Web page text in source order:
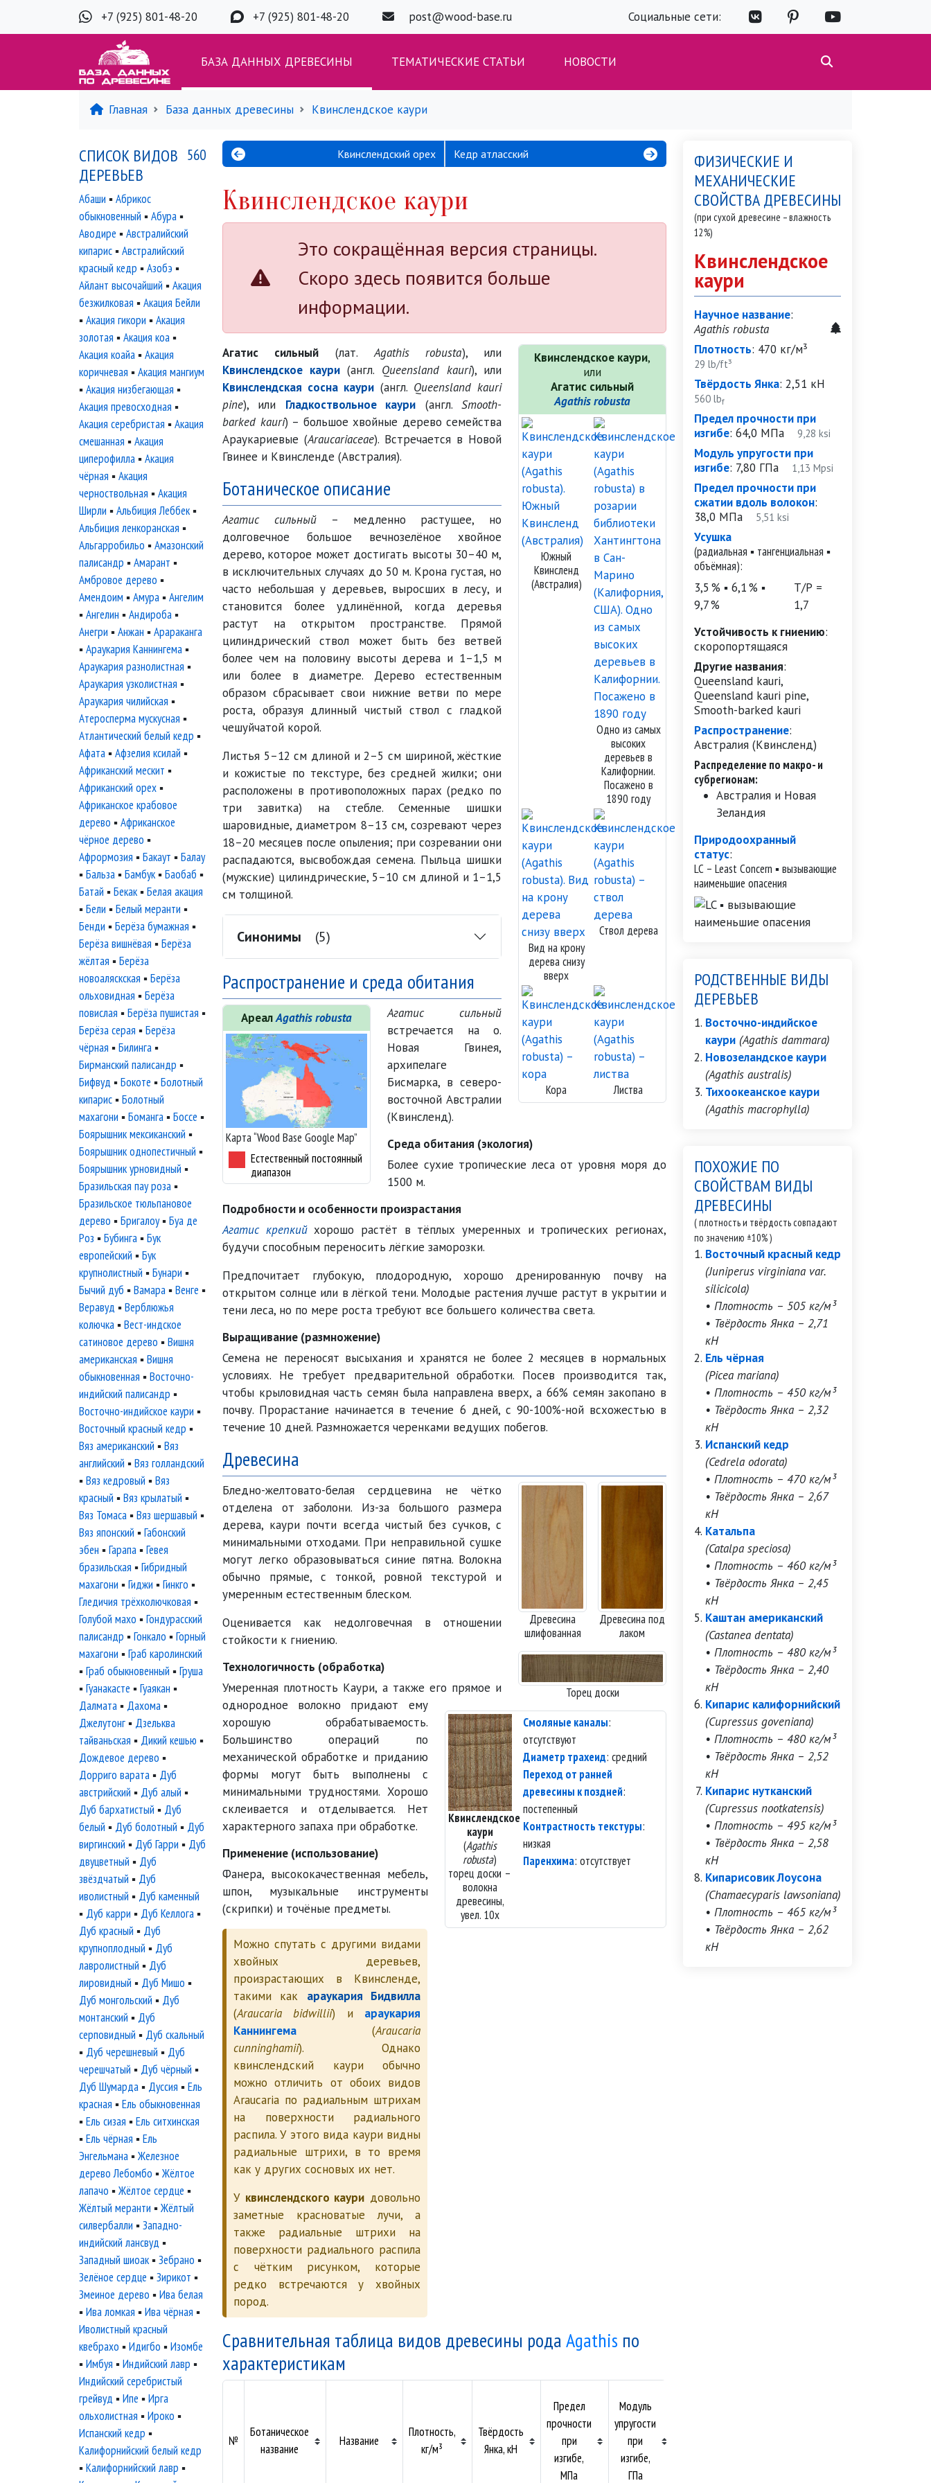
+7 (925) 801-48-20 +7 (925) 801-48-20 post@wood-base.ru Социальные сети:
БАЗА ДАННЫХ ДРЕВЕСИНЫ ТЕМАТИЧЕСКИЕ СТАТЬИ НОВОСТИ
Главная База данных древесины Квинслендское каури
Квинслендский орех Кедр атласский
Квинслендское каури
Это сокращённая версия страницы.
Скоро здесь появится больше
информации.
Квинслендское каури,
или
Агатис сильный
Agathis robusta
Южный
Квинсленд
(Австралия)
Одно из самых
высоких
деревьев в
Калифорнии.
Посажено в
1890 году
Вид на крону
дерева снизу
вверх
Ствол дерева
Кора Листва
Агатис сильный(лат.Agathis robusta), или
Квинслендское каури(англ. Queensland kauri), или
Квинслендская сосна каури (англ. Queensland kauri
pine), или Гладкоствольное каури (англ.Smooth-
barked kauri) – большое хвойные дерево семейства
Араукариевые (Araucariaceae). Встречается в Новой
Гвинее и Квинсленде (Австралия).
Ботаническое описание
Агатис сильный– медленно растущее, но
долговечное большое вечнозелёное хвойное
дерево, которое может достигать высоты 30–40 м,
в исключительных случаях до 50 м. Крона густая, но
часто небольшая у деревьев, выросших в лесу, и
становится более удлинённой, когда деревья
растут на открытом пространстве. Прямой
цилиндрический ствол может быть без ветвей
более чем на половину высоты дерева и 1–1,5 м
или более в диаметре. Дерево естественным
образом сбрасывает свои нижние ветви по мере
роста, образуя длинный чистый ствол с гладкой
чешуйчатой корой.
Листья 5–12 см длиной и 2–5 см шириной, жёсткие
и кожистые по текстуре, без средней жилки; они
расположены в противоположных парах (редко по
три завитка) на стебле. Семенные шишки
шаровидные, диаметром 8–13 см, созревают через
18–20 месяцев после опыления; при созревании они
распадаются, высвобождая семена. Пыльца шишки
(мужские) цилиндрические, 5–10 см длиной и 1–1,5
см толщиной.
Синонимы (5)
Распространение и среда обитания
АреалAgathis robusta
Карта “Wood Base Google Map”
Естественный постоянный
диапазон
Агатис сильный
встречается на о.
Новая Гвинея,
архипелаге
Бисмарка, в северо-
восточной Австралии
(Квинсленд).
Среда обитания (экология)
Более сухие тропические леса от уровня моря до
1500 м.
Подробности и особенности произрастания
Агатис крепкийхорошо растёт в тёплых умеренных и тропических регионах,
будучи способным переносить лёгкие заморозки.
Предпочитает глубокую, плодородную, хорошо дренированную почву на
открытом солнце или в лёгкой тени. Молодые растения лучше растут в укрытии и
тени леса, но по мере роста требуют все большего количества света.
Выращивание (размножение)
Семена не переносят высыхания и хранятся не более 2 месяцев в нормальных
условиях. Не требует предварительной обработки. Посев производится так,
чтобы крыловидная часть семян была направлена вверх, а 66% семян закопано в
почву. Прорастание начинается в течение 6 дней, с 90-100%-ной всхожестью в
течение 10 дней. Размножается черенками ведущих побегов.
Древесина
Древесина
шлифованная
Древесина под
лаком
Торец доски
Квинслендское
каури
(Agathis
robusta)
торец доски –
волокна
древесины,
увел. 10х
Смоляные каналы:
отсутствуют
Диаметр трахеид: средний
Переход от ранней
древесины к поздней:
постепенный
Контрастность текстуры:
низкая
Паренхима: отсутствует
Бледно-желтовато-белая сердцевина не чётко
отделена от заболони. Из-за большого размера
дерева, каури почти всегда чистый без сучков, с
минимальными отходами. При неправильной сушке
могут легко образовываться синие пятна. Волокна
обычно прямые, с тонкой, ровной текстурой и
умеренным естественным блеском.
Оценивается как недолговечная в отношении
стойкости к гниению.
Технологичность (обработка)
Умеренная плотность Каури, а также его прямое и
однородное волокно придают ему
хорошую обрабатываемость.
Большинство операций по
механической обработке и приданию
формы могут быть выполнены с
минимальными трудностями. Хорошо
склеивается и отделывается. Нет
характерного запаха при обработке.
Применение (использование)
Фанера, высококачественная мебель,
шпон, музыкальные инструменты
(скрипки) и точёные предметы.
Можно спутать с другими видами
хвойных деревьев,
произрастающих в Квинсленде,
такими как араукария Бидвилла
(Araucaria bidwillii) и араукария
Каннингема (Araucaria
cunninghamii). Однако
квинслендский каури обычно
можно отличить от обоих видов
Araucaria по радиальным штрихам
на поверхности радиального
распила. У этого вида каури видны
радиальные штрихи, в то время
как у других сосновых их нет.
У квинслендского каури довольно
заметные красноватые лучи, а
также радиальные штрихи на
поверхности радиального распила
с чётким рисунком, которые
редко встречаются у хвойных
пород.
Сравнительная таблица видов древесины родаAgathis по
характеристикам
№
Ботаническое
название
Название
Плотность,
кг/м³
Твёрдость
Янка, кН
Предел
прочности
при
изгибе,
МПа
Модуль
упругости
при
изгибе,
ГПа
СПИСОК ВИДОВ
ДЕРЕВЬЕВ
560
Абаши ▪Абрикос
обыкновенный ▪Абура ▪
Аводире ▪Австралийский
кипарис ▪Австралийский
красный кедр ▪Азобэ ▪
Айлант высочайший ▪Акация
безжилковая ▪Акация Бейли
▪Акация гикори ▪Акация
золотая ▪Акация коа ▪
Акация коайа ▪Акация
коричневая ▪Акация мангиум
▪Акация низбегающая ▪
Акация превосходная ▪
Акация серебристая ▪Акация
смешанная ▪Акация
циперофилла ▪Акация
чёрная ▪Акация
черноствольная ▪Акация
Ширли ▪Альбиция Леббек ▪
Альбиция ленкоранская ▪
Альгарробильо ▪Амазонский
палисандр ▪Амарант ▪
Амбровое дерево ▪
Амендоим ▪Амура ▪Ангелим
▪Ангелин ▪Андироба ▪
Анегри ▪Анжан ▪Арараканга
▪Араукария Каннингема ▪
Араукария разнолистная ▪
Араукария узколистная ▪
Араукария чилийская ▪
Атеросперма мускусная ▪
Атлантический белый кедр ▪
Афата ▪Афзелия ксилай ▪
Африканский мескит ▪
Африканский орех ▪
Африканское крабовое
дерево ▪Африканское
чёрное дерево ▪
Афрормозия ▪Бакаут ▪Балау
▪Бальза ▪Бамбук ▪Баобаб ▪
Батай ▪Бекак ▪Белая акация
▪Бели ▪Белый меранти ▪
Бенди ▪Берёза бумажная ▪
Берёза вишнёвая ▪Берёза
жёлтая ▪Берёза
новоаляскская ▪Берёза
ольховидная ▪Берёза
повислая ▪Берёза пушистая ▪
Берёза серая ▪Берёза
чёрная ▪Билинга ▪
Бирманский палисандр ▪
Бифвуд ▪Бокоте ▪Болотный
кипарис ▪Болотный
махагони ▪Боманга ▪Боссе ▪
Боярышник мексиканский ▪
Боярышник однопестичный ▪
Боярышник урновидный ▪
Бразильская пау роза ▪
Бразильское тюльпановое
дерево ▪Бригалоу▪Буа де
Роз ▪Бубинга ▪Бук
европейский ▪Бук
крупнолистный ▪Бунари ▪
Бычий дуб ▪Вамара ▪Венге ▪
Веравуд ▪Верблюжья
колючка ▪Вест-индское
сатиновое дерево ▪Вишня
американская ▪Вишня
обыкновенная ▪Восточно-
индийский палисандр ▪
Восточно-индийское каури ▪
Восточный красный кедр ▪
Вяз американский ▪Вяз
английский ▪Вяз голландский
▪Вяз кедровый ▪Вяз
красный ▪Вяз крылатый ▪
Вяз Томаса ▪Вяз шершавый ▪
Вяз японский ▪Габонский
эбен ▪Гарапа ▪Гевея
бразильская ▪Гибридный
махагони ▪Гиджи ▪Гинкго ▪
Гледичия трёхколючковая ▪
Голубой махо ▪Гондурасский
палисандр ▪Гонкало ▪Горный
махагони ▪Граб каролинский
▪Граб обыкновенный ▪Груша
▪Гуанакасте ▪Гуаякан ▪
Далмата ▪ Дахома ▪
Джелутонг ▪ Дзельква
тайваньская ▪ Дикий кешью ▪
Дождевое дерево ▪
Дорриго варата ▪ Дуб
австрийский ▪ Дуб алый ▪
Дуб бархатистый ▪ Дуб
белый ▪ Дуб болотный ▪ Дуб
виргинский ▪ Дуб Гарри ▪ Дуб
двуцветный ▪ Дуб
звёздчатый ▪ Дуб
иволистный ▪ Дуб каменный
▪ Дуб карри ▪ Дуб Келлога ▪
Дуб красный ▪ Дуб
крупноплодный ▪ Дуб
лавролистный ▪ Дуб
лировидный ▪ Дуб Мишо ▪
Дуб монгольский ▪ Дуб
монтанский ▪ Дуб
серповидный ▪ Дуб скальный
▪ Дуб черешневый ▪ Дуб
черешчатый ▪ Дуб чёрный ▪
Дуб Шумарда ▪ Дуссия ▪Ель
красная ▪Ель обыкновенная
▪Ель сизая ▪Ель ситхинская
▪Ель чёрная ▪Ель
Энгельмана ▪Железное
дерево Лебомбо ▪Жёлтое
лапачо ▪Жёлтое сердце ▪
Жёлтый меранти ▪Жёлтый
силвербалли ▪Западно-
индийский лансвуд ▪
Западный шиоак ▪Зебрано ▪
Зелёное сердце ▪Зирикот ▪
Змеиное дерево ▪Ива белая
▪Ива ломкая ▪Ива чёрная ▪
Иволистный красный
квебрахо ▪Идигбо ▪Изомбе
▪Имбуя ▪Индийский лавр ▪
Индийский серебристый
грейвуд ▪Ипе ▪Ирга
ольхолистная ▪Ироко ▪
Испанский кедр ▪
Калифорнийский белый кедр
▪Калифорнийский лавр ▪
ФИЗИЧЕСКИЕ И
МЕХАНИЧЕСКИЕ
СВОЙСТВА ДРЕВЕСИНЫ
(при сухой древесине – влажность
12%)
Квинслендское
каури
Научное название:
Agathis robusta
Плотность: 470 кг/м³
29 lb/ft³
Твёрдость Янка: 2,51 кН
560 lbf
Предел прочности при
изгибе: 64,0 МПа 9,28 ksi
Модуль упругости при
изгибе: 7,80 ГПа 1,13 Mpsi
Предел прочности при
сжатии вдоль волокон:
38,0 МПа 5,51 ksi
Усушка
(радиальная ▪ тангенциальная ▪
объёмная):
3,5 % ▪ 6,1 % ▪
9,7 %
Т/Р =
1,7
Устойчивость к гниению:
скоропортящаяся
Другие названия:
Queensland kauri,
Queensland kauri pine,
Smooth-barked kauri
Распространение:
Австралия (Квинсленд)
Распределение по макро- и
субрегионам:
Австралия и Новая
Зеландия
Природоохранный
статус:
LC – Least Concern ▪ вызывающие
наименьшие опасения
РОДСТВЕННЫЕ ВИДЫ
ДЕРЕВЬЕВ
Восточно-индийское
каури (Agathis dammara)
Новозеландское каури
(Agathis australis)
Тихоокеанское каури
(Agathis macrophylla)
ПОХОЖИЕ ПО
СВОЙСТВАМ ВИДЫ
ДРЕВЕСИНЫ
( плотность и твёрдость совпадают
по значению ±10% )
Восточный красный кедр
(Juniperus virginiana var.
silicicola)
• Плотность – 505 кг/м³
• Твёрдость Янка – 2,71
кН
Ель чёрная
(Picea mariana)
• Плотность – 450 кг/м³
• Твёрдость Янка – 2,32
кН
Испанский кедр
(Cedrela odorata)
• Плотность – 470 кг/м³
• Твёрдость Янка – 2,67
кН
Катальпа
(Catalpa speciosa)
• Плотность – 460 кг/м³
• Твёрдость Янка – 2,45
кН
Каштан американский
(Castanea dentata)
• Плотность – 480 кг/м³
• Твёрдость Янка – 2,40
кН
Кипарис калифорнийский
(Cupressus goveniana)
• Плотность – 480 кг/м³
• Твёрдость Янка – 2,52
кН
Кипарис нутканский
(Cupressus nootkatensis)
• Плотность – 495 кг/м³
• Твёрдость Янка – 2,58
кН
Кипарисовик Лоусона
(Chamaecyparis lawsoniana)
• Плотность – 465 кг/м³
• Твёрдость Янка – 2,62
кН